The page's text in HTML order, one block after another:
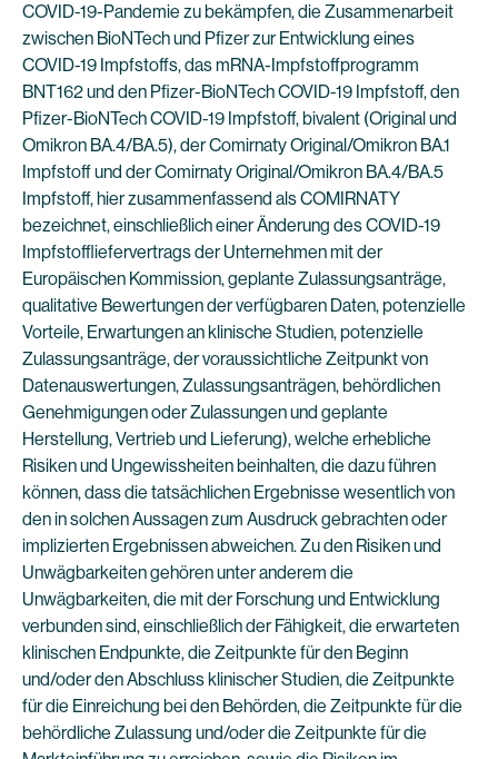
COVID-19-Pandemie zu bekämpfen, die Zusammenarbeit
zwischen BioNTech und Pfizer zur Entwicklung eines
COVID-19 Impfstoffs, das mRNA-Impfstoffprogramm
BNT162 und den Pfizer-BioNTech COVID-19 Impfstoff, den
Pfizer-BioNTech COVID-19 Impfstoff, bivalent (Original und
Omikron BA.4/BA.5), der Comirnaty Original/Omikron BA.1
Impfstoff und der Comirnaty Original/Omikron BA.4/BA.5
Impfstoff, hier zusammenfassend als COMIRNATY
bezeichnet, einschließlich einer Änderung des COVID-19
Impfstoffliefervertrags der Unternehmen mit der
Europäischen Kommission, geplante Zulassungsanträge,
qualitative Bewertungen der verfügbaren Daten, potenzielle
Vorteile, Erwartungen an klinische Studien, potenzielle
Zulassungsanträge, der voraussichtliche Zeitpunkt von
Datenauswertungen, Zulassungsanträgen, behördlichen
Genehmigungen oder Zulassungen und geplante
Herstellung, Vertrieb und Lieferung), welche erhebliche
Risiken und Ungewissheiten beinhalten, die dazu führen
können, dass die tatsächlichen Ergebnisse wesentlich von
den in solchen Aussagen zum Ausdruck gebrachten oder
implizierten Ergebnissen abweichen. Zu den Risiken und
Unwägbarkeiten gehören unter anderem die
Unwägbarkeiten, die mit der Forschung und Entwicklung
verbunden sind, einschließlich der Fähigkeit, die erwarteten
klinischen Endpunkte, die Zeitpunkte für den Beginn
und/oder den Abschluss klinischer Studien, die Zeitpunkte
für die Einreichung bei den Behörden, die Zeitpunkte für die
behördliche Zulassung und/oder die Zeitpunkte für die